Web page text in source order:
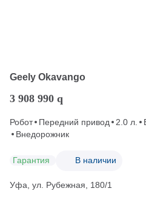
Geely Okavango
3 908 990 q
Робот Передний привод 2.0 л.
Внедорожник
Гарантия В наличии
Уфа, ул. Рубежная, 180/1